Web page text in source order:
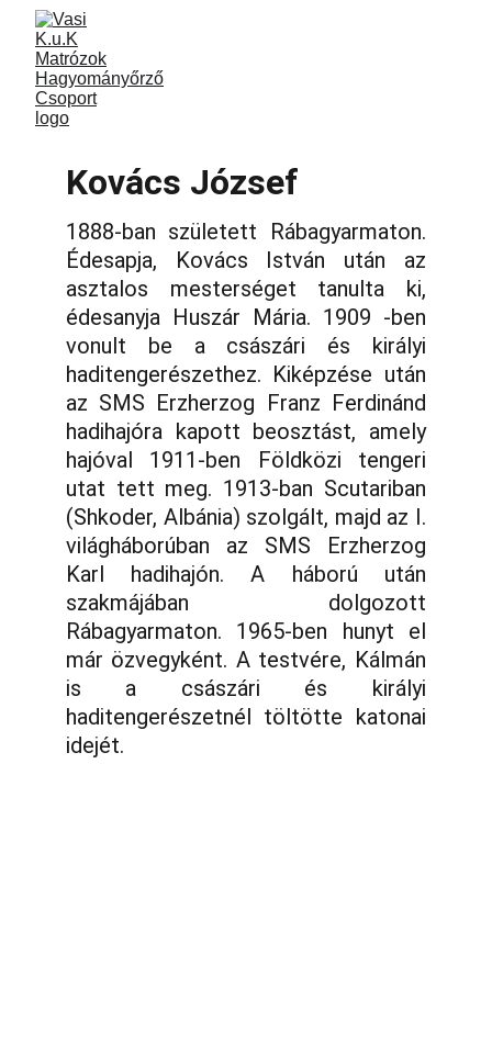
1888-ban született Rábagyarmaton.
Édesapja, Kovács István után az
asztalos mesterséget tanulta ki,
édesanyja Huszár Mária. 1909 -ben
vonult be a császári és királyi
haditengerészethez. Kiképzése után
az SMS Erzherzog Franz Ferdinánd
hadihajóra kapott beosztást, amely
hajóval 1911-ben Földközi tengeri
utat tett meg. 1913-ban Scutariban
(Shkoder, Albánia) szolgált, majd az I.
világháborúban az SMS Erzherzog
Karl hadihajón. A háború után
szakmájában dolgozott
Rábagyarmaton. 1965-ben hunyt el
már özvegyként. A testvére, Kálmán
is a császári és királyi
haditengerészetnél töltötte katonai
idejét.
Kovács József